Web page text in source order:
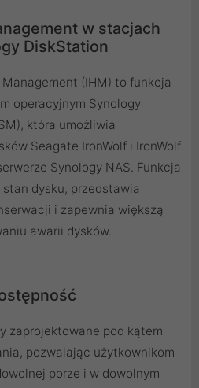
w stacjach
DiskStation
(IHM) to funkcja
operacyjnym Synology
która umożliwia
Seagate IronWolf i IronWolf
Synology NAS. Funkcja
dysku, przedstawia
i zapewnia większą
awarii dysków.
zaprojektowane pod kątem
pozwalając użytkownikom
porze i w dowolnym